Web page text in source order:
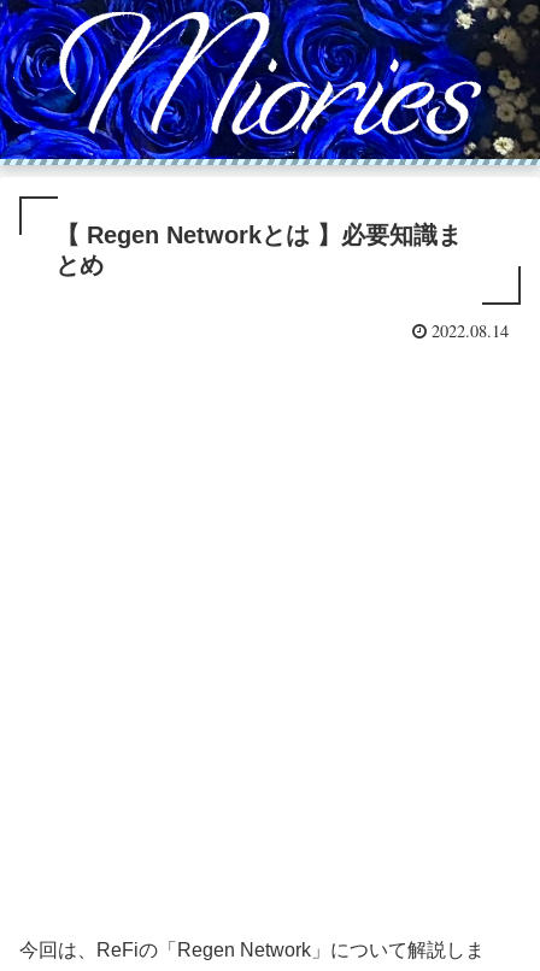
【 Regen Networkとは 】必要知識ま
とめ
2022.08.14
今回は、ReFiの「Regen Network」について解説しま